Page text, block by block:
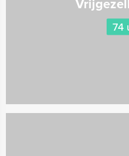
74